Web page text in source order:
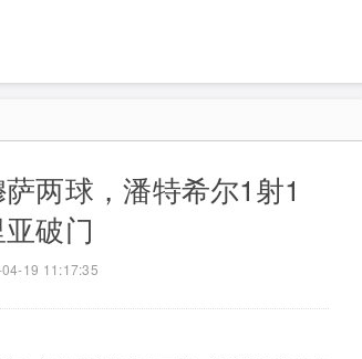
两球，潘特希尔1射1
破门
19 11:17:35